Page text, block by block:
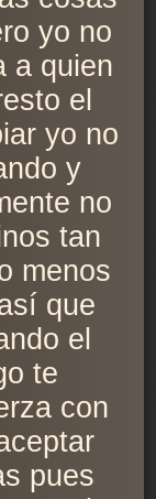
yo no
a quien
el
yo no
y
no
tan
menos
que
el
te
con
pues